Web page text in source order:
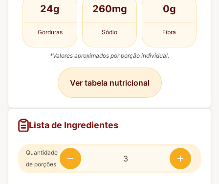
24g
Gorduras
260mg
Sódio
0g
Fibra
*Valores aproximados por porção individual.
Ver tabela nutricional
Lista de Ingredientes
Quantidade
de porções